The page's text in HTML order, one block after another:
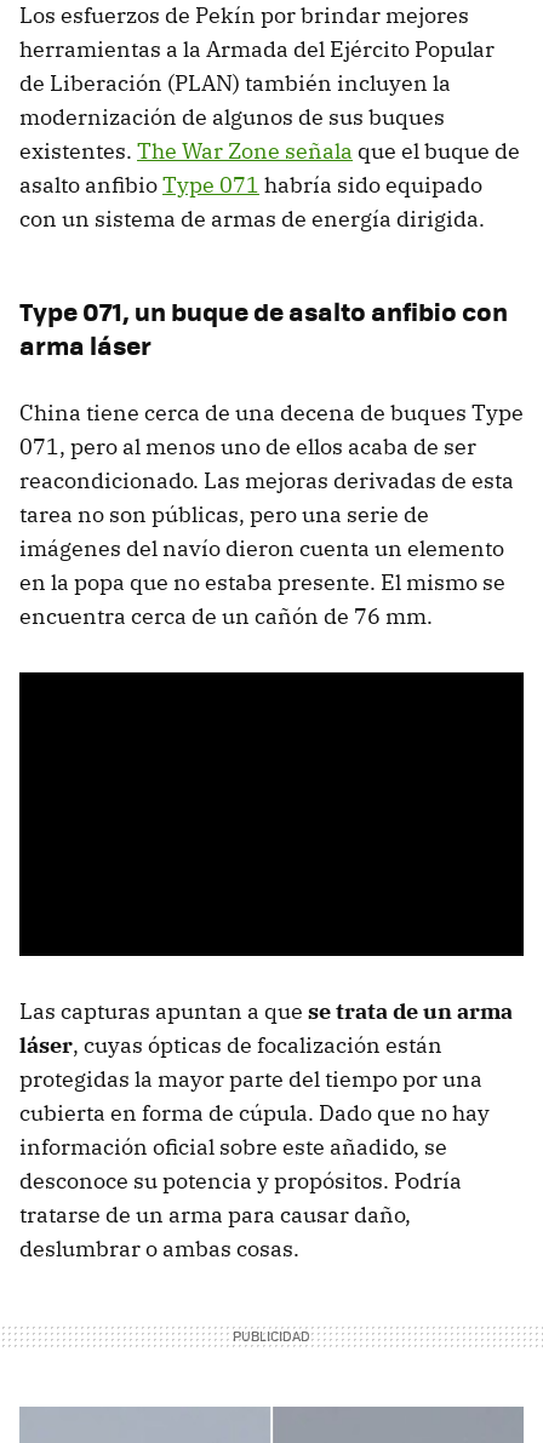
Los esfuerzos de Pekín por brindar mejores
herramientas a la Armada del Ejército Popular
de Liberación (PLAN) también incluyen la
modernización de algunos de sus buques
existentes. The War Zone señala que el buque de
asalto anfibioType 071 habría sido equipado
con un sistema de armas de energía dirigida.
Type 071, un buque de asalto anfibio con
arma láser
China tiene cerca de una decena de buques Type
071, pero al menos uno de ellos acaba de ser
reacondicionado. Las mejoras derivadas de esta
tarea no son públicas, pero una serie de
imágenes del navío dieron cuenta un elemento
en la popa que no estaba presente. El mismo se
encuentra cerca de un cañón de 76 mm.
Las capturas apuntan a que se trata de un arma
láser, cuyas ópticas de focalización están
protegidas la mayor parte del tiempo por una
cubierta en forma de cúpula. Dado que no hay
información oficial sobre este añadido, se
desconoce su potencia y propósitos. Podría
tratarse de un arma para causar daño,
deslumbrar o ambas cosas.